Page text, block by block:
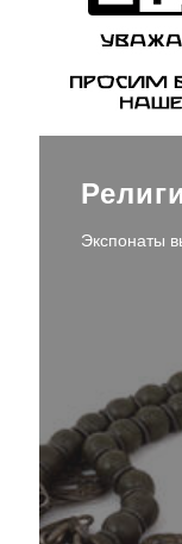
Экспонаты